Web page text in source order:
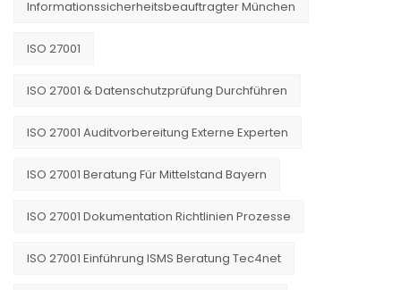
Informationssicherheitsbeauftragter München
ISO 27001
ISO 27001 & Datenschutzprüfung Durchführen
ISO 27001 Auditvorbereitung Externe Experten
ISO 27001 Beratung Für Mittelstand Bayern
ISO 27001 Dokumentation Richtlinien Prozesse
ISO 27001 Einführung ISMS Beratung Tec4net